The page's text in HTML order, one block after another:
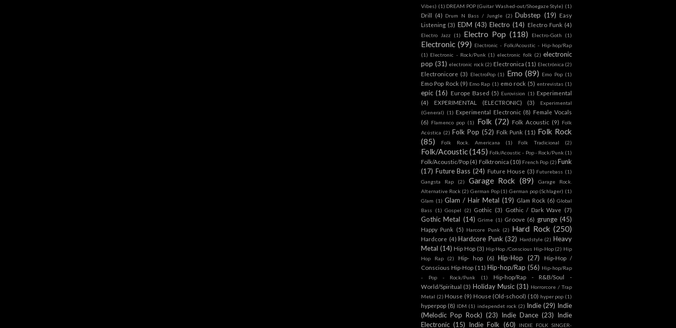
Vibes) (1) DREAM POP (Guitar Washed-out/Shoegaze Style) (1)
Drill (4) Drum N Bass / Jungle (2) Dubstep (19) Easy
Listening (3) EDM (43) Electro (14) Electro Funk (4)
Electro Jazz (1) Electro Pop (118) Electro-Goth (1)
Electronic (99) Electronic - Folk/Acoustic - Hip-hop/Rap
(1) Electronic - Rock/Punk (1) electronic folk (2) electronic
pop (31) electronic rock (2) Electronica (11) Electrónica (2)
Electronicore (3) ElectroPop (1) Emo (89) Emo Pop (1)
Emo Pop Rock (9) Emo Rap (1) emo rock (5) entrevistas (1)
epic (16) Europe Based (5) Eurovision (1) Experimental
(4)
EXPERIMENTAL (ELECTRONIC) (3)
Experimental
(General) (1) Experimental Electronic (8) Female Vocals
(6) Flamenco pop (1) Folk (72) Folk Acoustic (9) Folk
Acústica (2) Folk Pop (52) Folk Punk (11) Folk Rock
(85)
Folk Rock. Americana (1) Folk Tradicional (2)
Folk/Acoustic(145) Folk/Acoustic - Pop - Rock/Punk (1)
Folk/Acoustic/Pop (4) Folktronica (10) French Pop (2) Funk
(17) Future Bass (24) Future House (3) Futurebass (1)
Gangsta Rap
(2) Garage Rock (89)
Garage Rock.
Alternative Rock (2) German Pop (1) German pop (Schlager) (1)
Glam (1) Glam / Hair Metal (19) Glam Rock (6) Global
Bass (1) Gospel (2) Gothic (3) Gothic / Dark Wave (7)
Gothic Metal (14) Grime (1) Groove (6) grunge (45)
Happy Punk (5) Harcore Punk (2) Hard Rock (250)
Hardcore (4) Hardcore Punk (32) Hardstyle (2) Heavy
Metal (14) Hip Hop (3) Hip Hop /Conscious Hip-Hop (2) Hip
Hop Rap
(2) Hip- hop (6) Hip-Hop (27)
Hip-Hop /
Conscious Hip-Hop (11) Hip-hop/Rap (56) Hip-hop/Rap
- Pop - Rock/Punk
(1)
Hip-hop/Rap - R&B/Soul -
World/Spiritual (3) Holiday Music (31) Horrorcore / Trap
Metal (2) House (9) House (Old-school) (10) hyper pop (1)
hyperpop (8) IDM (1) independet rock (2) Indie (29) Indie
(Melodic Pop Rock) (23) Indie Dance (23) Indie
Electronic (15) Indie Folk (60) INDIE FOLK SINGER-